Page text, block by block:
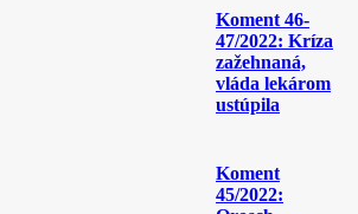
Koment 46-
47/2022: Kríza
zažehnaná,
vláda lekárom
ustúpila
Koment
45/2022: